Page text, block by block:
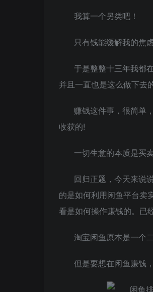
我算一个另类吧！
只有钱能缓解我的焦虑
于是整整十三年我都
并且一直也是这么做下去
赚钱这件事，很简单
收获的!
一切生意的本质是买
回归正题，今天来说
的是如何利用闲鱼平台卖
看是如何操作赚钱的。已
淘宝闲鱼原本是一个
但是要想在闲鱼赚钱